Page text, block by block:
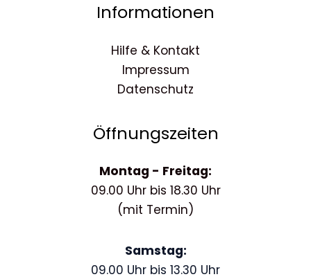
Informationen
Hilfe & Kontakt
Impressum
Datenschutz
Öffnungszeiten
Montag - Freitag:
09.00 Uhr bis 18.30 Uhr
(mit Termin)
Samstag:
09.00 Uhr bis 13.30 Uhr